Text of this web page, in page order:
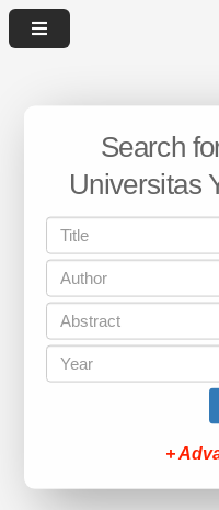
Search
Universitas
+